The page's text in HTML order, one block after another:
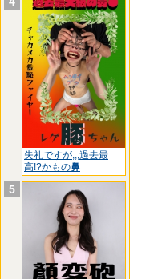
失礼ですが,,,過去最
高!?かもの鼻
5